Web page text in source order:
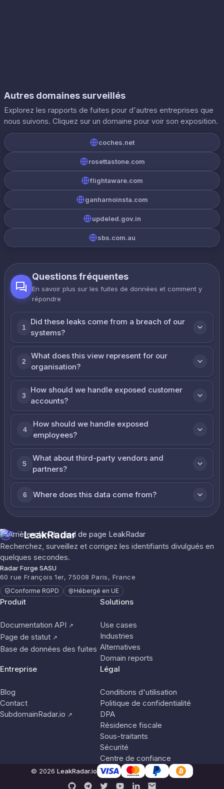
Autres domaines surveillés
Explorez les rapports de fuites pour d'autres entreprises que
nous suivons. Cliquez sur un domaine pour voir son exposition.
coches.net
rosettastone.com
flightaware.com
ganharnoinsta.com
updeled.gov.in
sbs.com.au
Questions fréquentes
En savoir plus sur les fuites de données et comment y
répondre
1
Did these leaks come from a breach of our
systems?
2
What does this view represent for our
organisation?
3
How should we handle exposed customer
accounts?
4
How should we handle exposed
employees?
5
What about third-party vendors and
partners?
6 Where does this data come from?
LeakRadar
Recherchez, surveillez et corrigez les identifiants divulgués en
quelques secondes.
Radar Forge SASU
60 rue François 1er, 75008 Paris, France
Conforme RGPD Hébergé en UE
Produit
Documentation API ↗
Page de statut ↗
Base de données des fuites
Solutions
Use cases
Industries
Alternatives
Domain reports
Entreprise
Blog
Contact
SubdomainRadar.io ↗
Légal
Conditions d'utilisation
Politique de confidentialité
DPA
Résidence fiscale
Sous-traitants
Sécurité
Centre de confiance
© 2026 LeakRadar.io